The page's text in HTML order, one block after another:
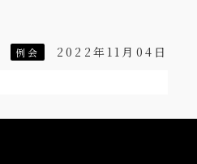
例会 2022年11月04日